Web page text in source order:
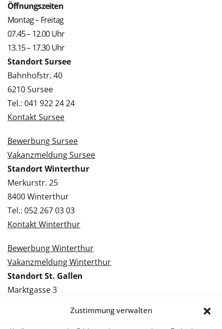
Zustimmung verwalten
Öffnungszeiten
Montag – Freitag
07.45 – 12.00 Uhr
13.15 – 17.30 Uhr
Standort Sursee
Bahnhofstr. 40
6210 Sursee
Tel.: 041 922 24 24
Kontakt Sursee
Bewerbung Sursee
Vakanzmeldung Sursee
Standort Winterthur
Merkurstr. 25
8400 Winterthur
Tel.: 052 267 03 03
Kontakt Winterthur
Bewerbung Winterthur
Vakanzmeldung Winterthur
Standort St. Gallen
Marktgasse 3